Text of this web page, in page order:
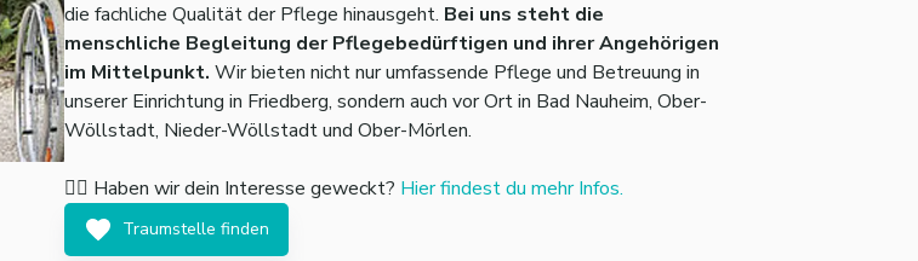
die fachliche Qualität der Pflege hinausgeht. Bei uns steht die
menschliche Begleitung der Pflegebedürftigen und ihrer Angehörigen
im Mittelpunkt. Wir bieten nicht nur umfassende Pflege und Betreuung in
unserer Einrichtung in Friedberg, sondern auch vor Ort in Bad Nauheim, Ober-
Wöllstadt, Nieder-Wöllstadt und Ober-Mörlen.
👉🏼 Haben wir dein Interesse geweckt? Hier findest du mehr Infos.
Traumstelle finden